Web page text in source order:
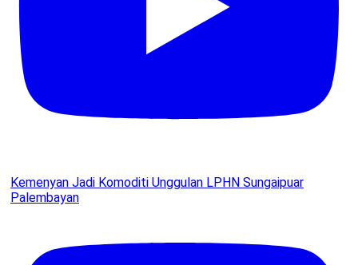
Kemenyan Jadi Komoditi Unggulan LPHN Sungaipuar
Palembayan